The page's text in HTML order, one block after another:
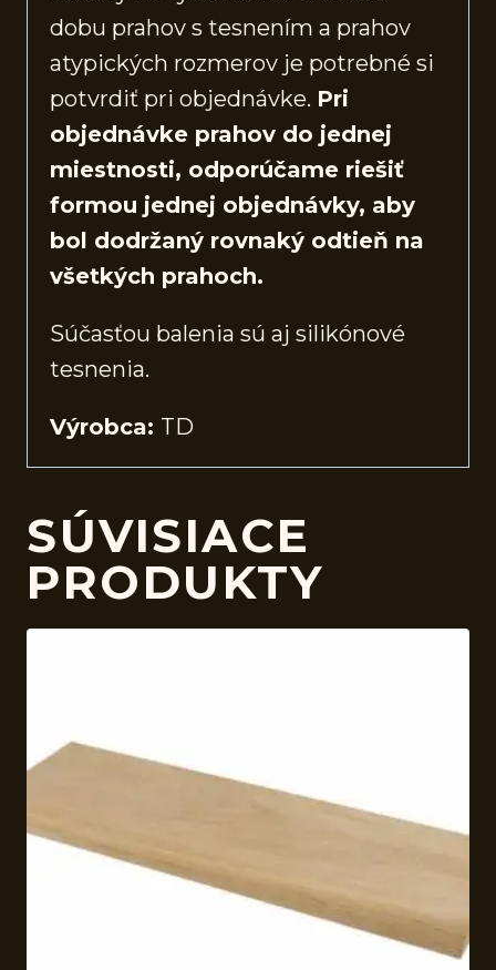
dobu prahov s tesnením a prahov
atypických rozmerov je potrebné si
potvrdiť pri objednávke. Pri
objednávke prahov do jednej
miestnosti, odporúčame riešiť
formou jednej objednávky, aby
bol dodržaný rovnaký odtieň na
všetkých prahoch.
Súčasťou balenia sú aj silikónové
tesnenia.
Výrobca: TD
SÚVISIACE
PRODUKTY